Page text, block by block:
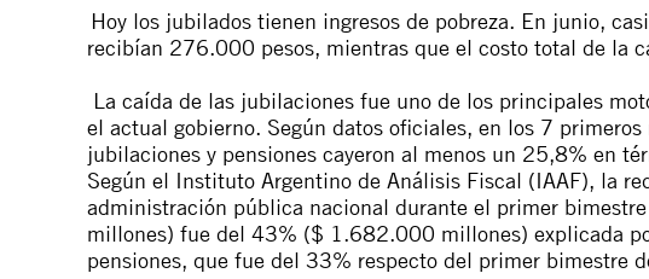
Hoy los jubilados tienen ingresos de pobreza. En junio,
recibían 276.000 pesos, mientras que el costo total de la
La caída de las jubilaciones fue uno de los principales
el actual gobierno. Según datos oficiales, en los 7
jubilaciones y pensiones cayeron al menos un 25,8% en
Según el Instituto Argentino de Análisis Fiscal (IAAF), la
administración pública nacional durante el primer
millones) fue del 43% ($ 1.682.000 millones) explicada
pensiones, que fue del 33% respecto del primer bimestre